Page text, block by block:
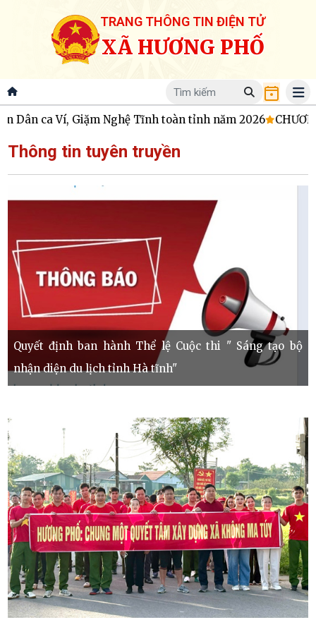
TRANG THÔNG TIN ĐIỆN TỬ
XÃ HƯƠNG PHỐ
ca Ví, Giặm Nghệ Tĩnh toàn tỉnh năm 2026 CHƯƠNG
Thông tin tuyên truyền
Quyết định ban hành Thể lệ Cuộc thi " Sáng tạo bộ
nhận diện du lịch tỉnh Hà tĩnh"